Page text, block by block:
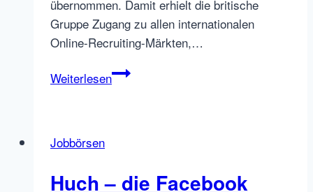
übernommen. Damit erhielt die britische
Gruppe Zugang zu allen internationalen
Online-Recruiting-Märkten,…
WeiterlesenEvenbase
Jobbörsen
Huch – die Facebook